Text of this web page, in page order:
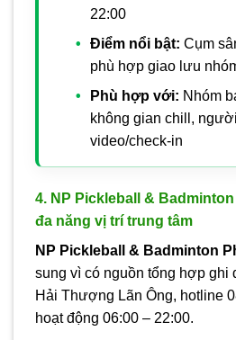
22:00
Điểm nổi bật: Cụm
phù hợp giao lưu
Phù hợp với: Nhóm
không gian chill,
video/check-in
4. NP Pickleball &
đa năng vị trí trung tâm
NP Pickleball & Badminton
sung vì có nguồn tổng hợp ghi
Hải Thượng Lãn Ông, hotline
hoạt động 06:00 – 22:00.